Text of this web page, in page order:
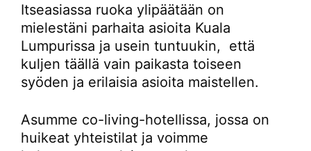
Itseasiassa ruoka ylipäätään on
mielestäni parhaita asioita Kuala
Lumpurissa ja usein tuntuukin, että
kuljen täällä vain paikasta toiseen
syöden ja erilaisia asioita maistellen.
Asumme co-living-hotellissa, jossa on
huikeat yhteistilat ja voimme